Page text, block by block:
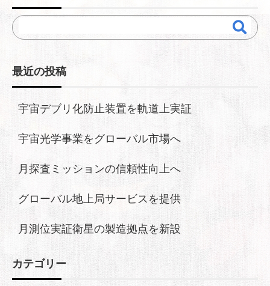
最近の投稿
宇宙デブリ化防止装置を軌道上実証
宇宙光学事業をグローバル市場へ
月探査ミッションの信頼性向上へ
グローバル地上局サービスを提供
月測位実証衛星の製造拠点を新設
カテゴリー